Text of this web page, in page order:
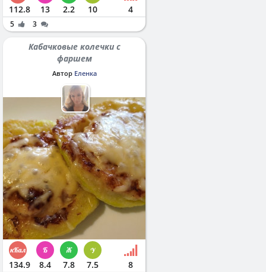
112.8 13 2.2 10 4
5 3
Кабачковые колечки с
фаршем
Автор Еленка
134.9 8.4 7.8 7.5 8